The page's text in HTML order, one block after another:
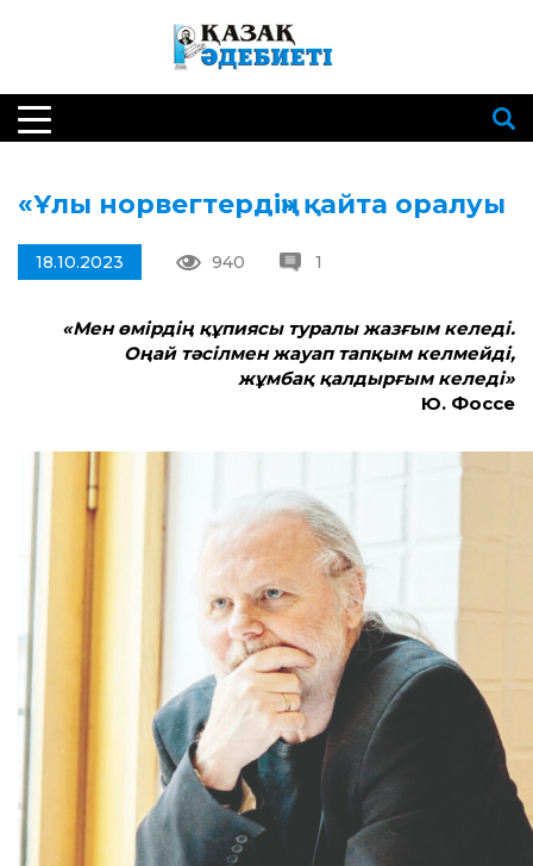
«Ұлы норвегтердің» қайта оралуы
18.10.2023 940 1
«Мен өмірдің құпиясы туралы жазғым келеді.
Оңай тәсілмен жауап тапқым келмейді,
жұмбақ қалдырғым келеді»
Ю. Фоссе